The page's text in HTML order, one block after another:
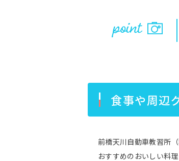
食事や周辺
前橋天川自動車教習所
おすすめのおいしい料